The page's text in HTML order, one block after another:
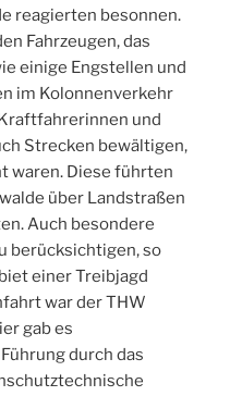
reagierten besonnen.
Fahrzeugen, das
einige Engstellen und
im Kolonnenverkehr
und
Strecken bewältigen,
waren. Diese führten
über Landstraßen
Auch besondere
berücksichtigen, so
einer Treibjagd
war der THW
gab es
durch das